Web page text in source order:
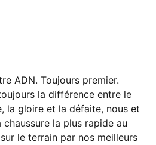
ADN. Toujours premier.
la différence entre le
la gloire et la défaite, nous et
la plus rapide au
le terrain par nos meilleurs